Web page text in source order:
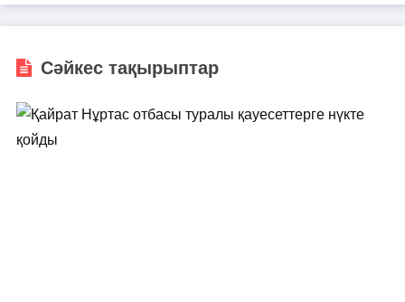
Сәйкес тақырыптар